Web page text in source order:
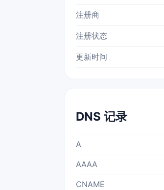
注册商
注册状态
更新时间
DNS 记录
A
AAAA
CNAME